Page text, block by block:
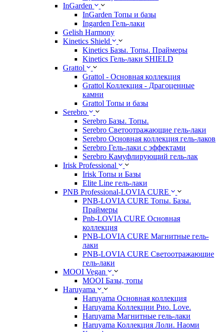
InGarden
InGarden Топы и базы
Ingarden Гель-лаки
Gelish Harmony
Kinetics Shield
Kinetics Базы. Топы. Праймеры
Kinetics Гель-лаки SHIELD
Grattol
Grattol - Oснoвнaя коллекция
Grattol Коллекция - Драгоценные
камни
Grattol Топы и базы
Serebro
Serebro Базы. Топы.
Serebro Светоотражающие гель-лаки
Serebro Основная коллекция гель-лаков
Serebro Гель-лаки с эффектами
Serebro Камуфлирующий гель-лак
Irisk Professional
Irisk Топы и Базы
Elite Line гель-лаки
PNB Professional-LOVIA CURE
PNB-LOVIA CURE Топы. Базы.
Праймеры
Pnb-LOVIA CURE Основная
коллекция
PNB-LOVIA CURE Магнитные гель-
лаки
PNB-LOVIA CURE Cветоотражающие
гель-лаки
MOOI Vegan
MOOI Базы, топы
Haruyama
Haruyama Основная коллекция
Haruyama Коллекции Рио. Love.
Haruyama Магнитные гель-лаки
Haruyama Коллекция Лоли. Наоми